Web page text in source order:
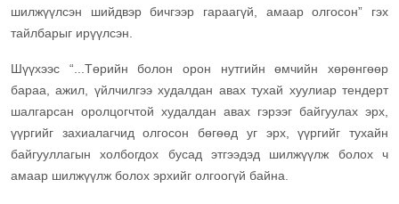
шилжүүлсэн шийдвэр бичгээр гараагүй, амаар олгосон” гэх
тайлбарыг ирүүлсэн.
Шүүхээс “...Төрийн болон орон нутгийн өмчийн хөрөнгөөр
бараа, ажил, үйлчилгээ худалдан авах тухай хуулиар тендерт
шалгарсан оролцогчтой худалдан авах гэрээг байгуулах эрх,
үүргийг захиалагчид олгосон бөгөөд уг эрх, үүргийг тухайн
байгууллагын холбогдох бусад этгээдэд шилжүүлж болох ч
амаар шилжүүлж болох эрхийг олгоогүй байна.